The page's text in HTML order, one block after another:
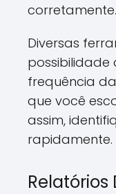
corretamente.
Diversas
possibilidade
frequência
que você
assim,
rapidamente.